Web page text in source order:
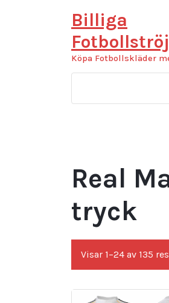
Billiga
Köpa Fotbollskläder
Real
tryck
Visar 1–24 av 135